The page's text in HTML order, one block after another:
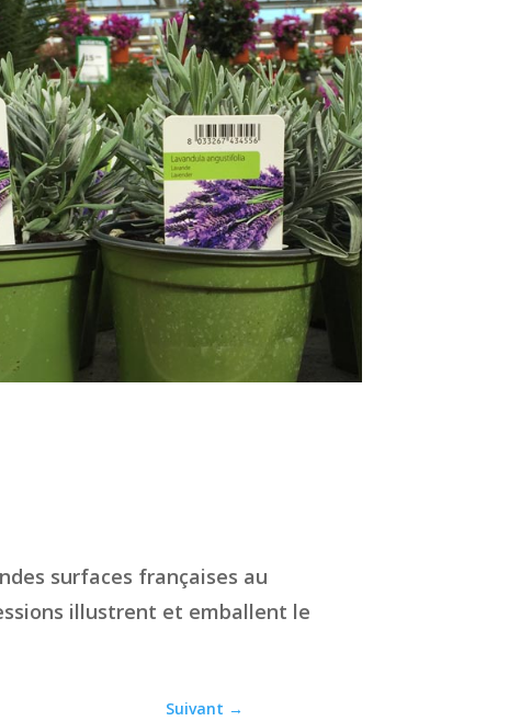
surfaces françaises au
illustrent et emballent le
Suivant →